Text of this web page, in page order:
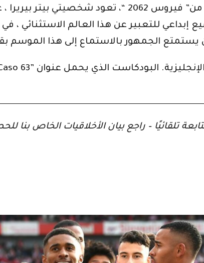
قال فضل إن البودكاست ساعده على التطور كفنان. “في الموسم الثاني من” فيروس
للتعبير عن هذا العالم الاستثنائي ،